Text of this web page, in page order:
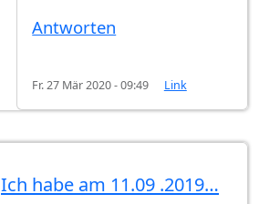
Antworten
Fr. 27 Mär 2020 - 09:49 Link
Ich habe am 11.09 .2019…